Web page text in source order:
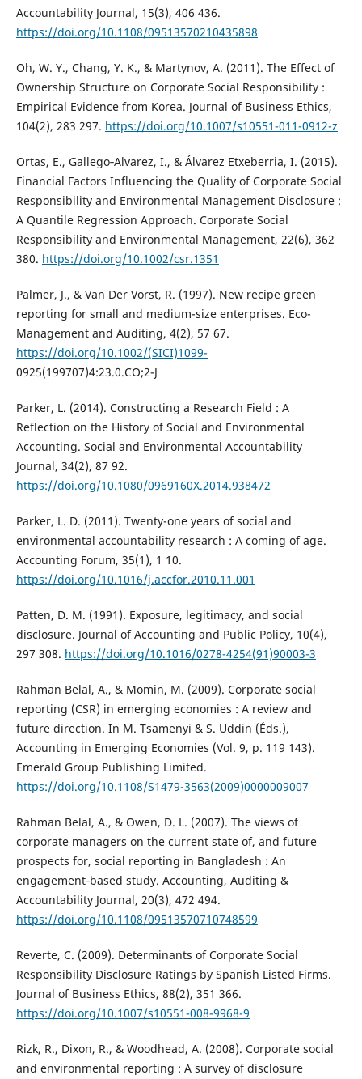
Accountability Journal, 15(3), 406 436.
https://doi.org/10.1108/09513570210435898
Oh, W. Y., Chang, Y. K., & Martynov, A. (2011). The Effect of
Ownership Structure on Corporate Social Responsibility :
Empirical Evidence from Korea. Journal of Business Ethics,
104(2), 283 297. https://doi.org/10.1007/s10551-011-0912-z
Ortas, E., Gallego‐Alvarez, I., & Álvarez Etxeberria, I. (2015).
Financial Factors Influencing the Quality of Corporate Social
Responsibility and Environmental Management Disclosure :
A Quantile Regression Approach. Corporate Social
Responsibility and Environmental Management, 22(6), 362
380. https://doi.org/10.1002/csr.1351
Palmer, J., & Van Der Vorst, R. (1997). New recipe green
reporting for small and medium-size enterprises. Eco-
Management and Auditing, 4(2), 57 67.
https://doi.org/10.1002/(SICI)1099-
0925(199707)4:23.0.CO;2-J
Parker, L. (2014). Constructing a Research Field : A
Reflection on the History of Social and Environmental
Accounting. Social and Environmental Accountability
Journal, 34(2), 87 92.
https://doi.org/10.1080/0969160X.2014.938472
Parker, L. D. (2011). Twenty-one years of social and
environmental accountability research : A coming of age.
Accounting Forum, 35(1), 1 10.
https://doi.org/10.1016/j.accfor.2010.11.001
Patten, D. M. (1991). Exposure, legitimacy, and social
disclosure. Journal of Accounting and Public Policy, 10(4),
297 308. https://doi.org/10.1016/0278-4254(91)90003-3
Rahman Belal, A., & Momin, M. (2009). Corporate social
reporting (CSR) in emerging economies : A review and
future direction. In M. Tsamenyi & S. Uddin (Éds.),
Accounting in Emerging Economies (Vol. 9, p. 119 143).
Emerald Group Publishing Limited.
https://doi.org/10.1108/S1479-3563(2009)0000009007
Rahman Belal, A., & Owen, D. L. (2007). The views of
corporate managers on the current state of, and future
prospects for, social reporting in Bangladesh : An
engagement‐based study. Accounting, Auditing &
Accountability Journal, 20(3), 472 494.
https://doi.org/10.1108/09513570710748599
Reverte, C. (2009). Determinants of Corporate Social
Responsibility Disclosure Ratings by Spanish Listed Firms.
Journal of Business Ethics, 88(2), 351 366.
https://doi.org/10.1007/s10551-008-9968-9
Rizk, R., Dixon, R., & Woodhead, A. (2008). Corporate social
and environmental reporting : A survey of disclosure